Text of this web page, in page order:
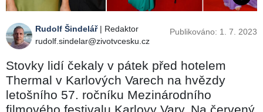
Rudolf Šindelář| Redaktor
rudolf.sindelar@zivotvcesku.cz
Publikováno: 1. 7. 2023
Stovky lidí čekaly v pátek před hotelem
Thermal v Karlových Varech na hvězdy
letošního 57. ročníku Mezinárodního
filmového festivalu Karlovy Vary. Na červený